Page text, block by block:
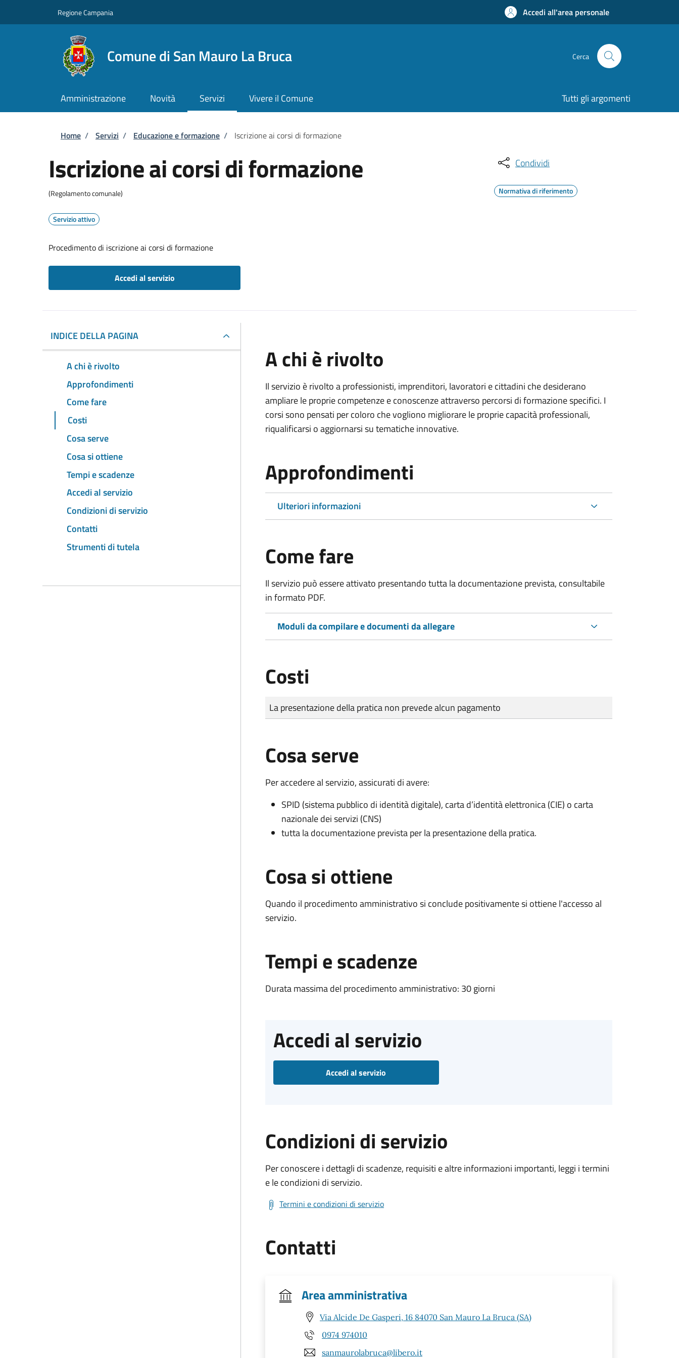
Regione Campania Accedi all'area personale
Comune di San Mauro La Bruca Cerca
Amministrazione Novità Servizi Vivere il Comune Tutti gli argomenti
Briciole di pane
Home / Servizi / Educazione e formazione / Iscrizione ai corsi di formazione
Iscrizione ai corsi di formazione
(Regolamento comunale)
Servizio attivo
Procedimento di iscrizione ai corsi di formazione
Accedi al servizio
Condividi
Normativa di riferimento
INDICE DELLA PAGINA
A chi è rivolto
Approfondimenti
Come fare
Costi
Cosa serve
Cosa si ottiene
Tempi e scadenze
Accedi al servizio
Condizioni di servizio
Contatti
Strumenti di tutela
A chi è rivolto
Il servizio è rivolto a professionisti, imprenditori, lavoratori e cittadini che desiderano
ampliare le proprie competenze e conoscenze attraverso percorsi di formazione specifici. I
corsi sono pensati per coloro che vogliono migliorare le proprie capacità professionali,
riqualificarsi o aggiornarsi su tematiche innovative.
Approfondimenti
Ulteriori informazioni
Come fare
Il servizio può essere attivato presentando tutta la documentazione prevista, consultabile
in formato PDF.
Moduli da compilare e documenti da allegare
Costi
Tipo di pagamento
Importo
La presentazione della pratica non prevede alcun pagamento
Cosa serve
Per accedere al servizio, assicurati di avere:
SPID (sistema pubblico di identità digitale), carta d’identità elettronica (CIE) o carta
nazionale dei servizi (CNS)
tutta la documentazione prevista per la presentazione della pratica.
Cosa si ottiene
Quando il procedimento amministrativo si conclude positivamente si ottiene l'accesso al
servizio.
Tempi e scadenze
Durata massima del procedimento amministrativo: 30 giorni
Accedi al servizio
Accedi al servizio
Condizioni di servizio
Per conoscere i dettagli di scadenze, requisiti e altre informazioni importanti, leggi i termini
e le condizioni di servizio.
Termini e condizioni di servizio
Contatti
Area amministrativa
Via Alcide De Gasperi, 16 84070 San Mauro La Bruca (SA)
0974 974010
sanmaurolabruca@libero.it